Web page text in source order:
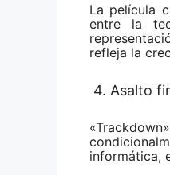
La película
entre la
refleja la
4. Asalto
informática,